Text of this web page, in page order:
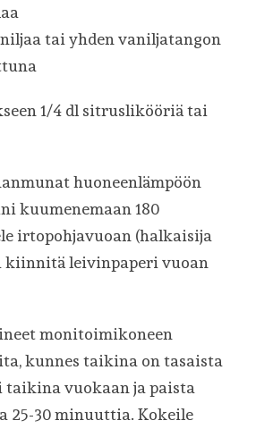
tai yhden vaniljatangon
1/4 dl sitruslikööriä tai
huoneenlämpöön
kuumenemaan 180
irtopohjavuoan (halkaisija
kiinnitä leivinpaperi vuoan
monitoimikoneen
kunnes taikina on tasaista
taikina vuokaan ja paista
25-30 minuuttia. Kokeile